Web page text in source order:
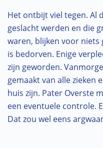
Het ontbijt viel tegen. Al
geslacht werden en die
waren, blijken voor
is bedorven. Enige
zijn geworden.
gemaakt van alle zieken
huis zijn. Pater Overste
een eventuele controle.
Dat zou wel eens